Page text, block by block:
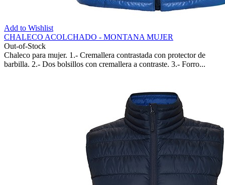
Add to Wishlist
CHALECO ACOLCHADO - MONTANA MUJER
Out-of-Stock
Chaleco para mujer. 1.- Cremallera contrastada con protector de
barbilla. 2.- Dos bolsillos con cremallera a contraste. 3.- Forro...